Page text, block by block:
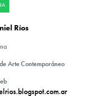
Ríos
Arte Contemporáneo